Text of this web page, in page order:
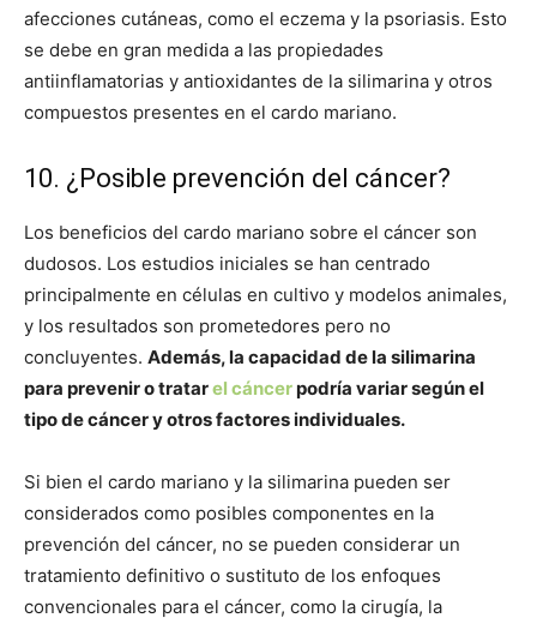
afecciones cutáneas, como el eczema y la psoriasis. Esto
se debe en gran medida a las propiedades
antiinflamatorias y antioxidantes de la silimarina y otros
compuestos presentes en el cardo mariano.
10. ¿Posible prevención del cáncer?
Los beneficios del cardo mariano sobre el cáncer son
dudosos. Los estudios iniciales se han centrado
principalmente en células en cultivo y modelos animales,
y los resultados son prometedores pero no
concluyentes. Además, la capacidad de la silimarina
para prevenir o tratarel cáncerpodría variar según el
tipo de cáncer y otros factores individuales.
Si bien el cardo mariano y la silimarina pueden ser
considerados como posibles componentes en la
prevención del cáncer, no se pueden considerar un
tratamiento definitivo o sustituto de los enfoques
convencionales para el cáncer, como la cirugía, la